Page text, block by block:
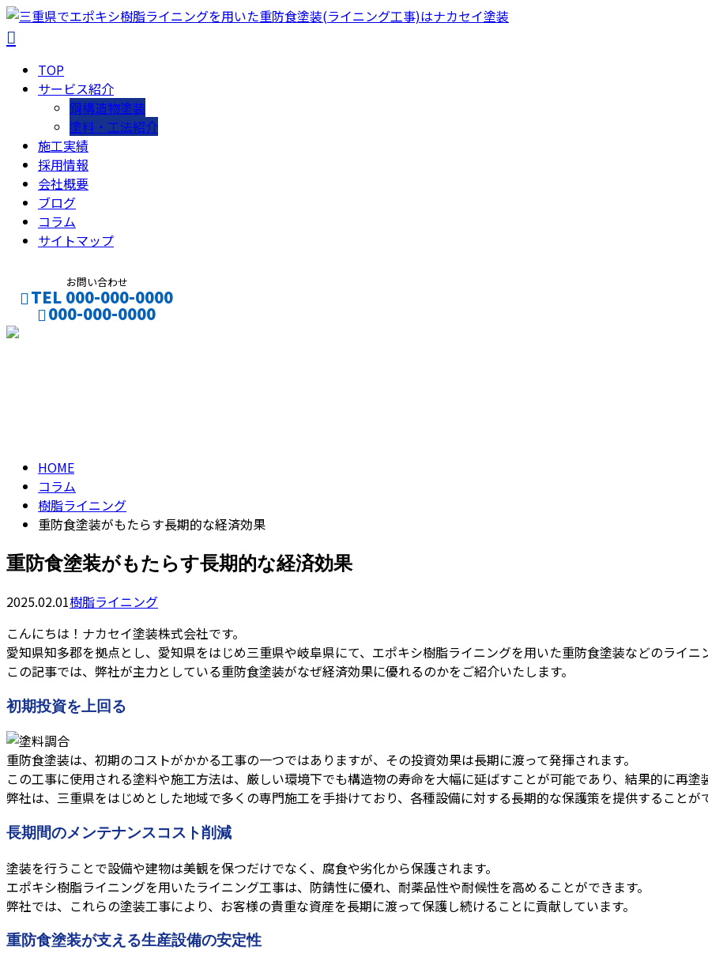
TOP
サービス紹介
鋼構造物塗装
塗料・工法紹介
施工実績
採用情報
会社概要
ブログ
コラム
サイトマップ
お問い合わせ
TEL 000-000-0000
000-000-0000
HOME
コラム
樹脂ライニング
重防食塗装がもたらす長期的な経済効果
重防食塗装がもたらす長期的な経済効果
2025.02.01樹脂ライニング
こんにちは！ナカセイ塗装株式会社です。
愛知県知多郡を拠点とし、愛知県をはじめ三重県や岐阜県にて、エポキシ樹脂ライニングを用いた重防食塗装などのライニ
この記事では、弊社が主力としている重防食塗装がなぜ経済効果に優れるのかをご紹介いたします。
初期投資を上回る
重防食塗装は、初期のコストがかかる工事の一つではありますが、その投資効果は長期に渡って発揮されます。
この工事に使用される塗料や施工方法は、厳しい環境下でも構造物の寿命を大幅に延ばすことが可能であり、結果的に再塗
弊社は、三重県をはじめとした地域で多くの専門施工を手掛けており、各種設備に対する長期的な保護策を提供することが
長期間のメンテナンスコスト削減
塗装を行うことで設備や建物は美観を保つだけでなく、腐食や劣化から保護されます。
エポキシ樹脂ライニングを用いたライニング工事は、防錆性に優れ、耐薬品性や耐候性を高めることができます。
弊社では、これらの塗装工事により、お客様の貴重な資産を長期に渡って保護し続けることに貢献しています。
重防食塗装が支える生産設備の安定性